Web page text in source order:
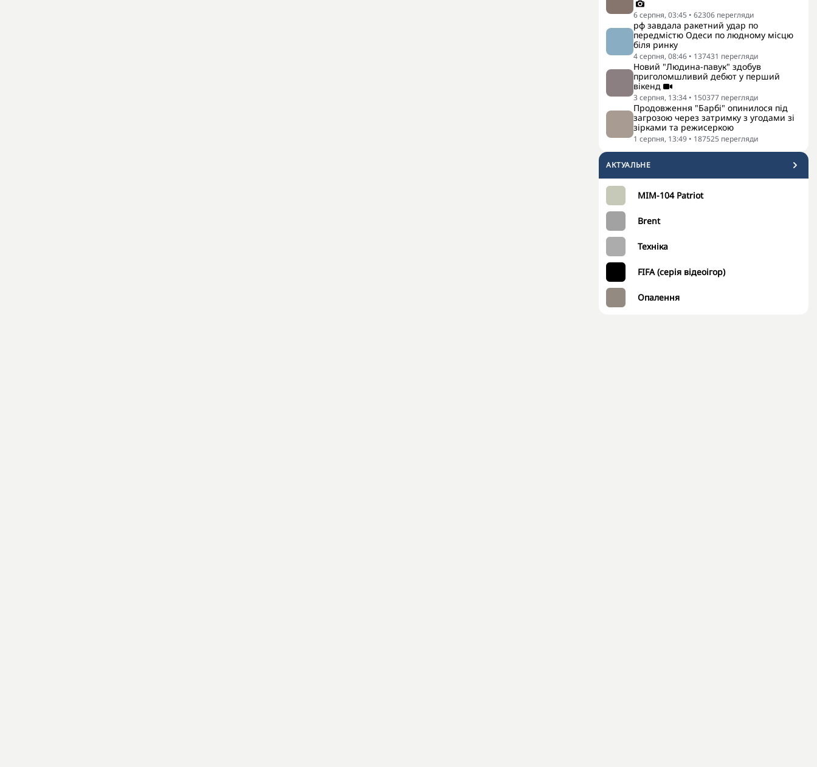
6 серпня, 03:45 • 62306 перегляди
рф завдала ракетний удар по
передмістю Одеси по людному місцю
біля ринку
4 серпня, 08:46 • 137431 перегляди
Новий "Людина-павук" здобув
приголомшливий дебют у перший
вікенд
3 серпня, 13:34 • 150377 перегляди
Продовження "Барбі" опинилося під
загрозою через затримку з угодами зі
зірками та режисеркою
1 серпня, 13:49 • 187525 перегляди
АКТУАЛЬНЕ
MIM-104 Patriot
Brent
Техніка
FIFA (серія відеоігор)
Опалення